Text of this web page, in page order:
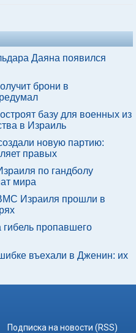
Даяна появился
брони в
базу для военных из
в Израиль
новую партию:
правых
по гандболу
мира
Израиля прошли в
пропавшего
въехали в Дженин: их
Подписка на новости (RSS)